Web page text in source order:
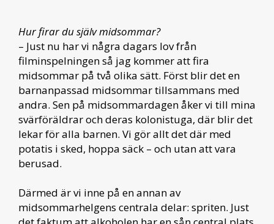
Hur firar du själv midsommar?
– Just nu har vi några dagars lov från
filminspelningen så jag kommer att fira
midsommar på två olika sätt. Först blir det en
barnanpassad midsommar tillsammans med
andra. Sen på midsommardagen åker vi till mina
svärföräldrar och deras kolonistuga, där blir det
lekar för alla barnen. Vi gör allt det där med
potatis i sked, hoppa säck – och utan att vara
berusad.
Därmed är vi inne på en annan av
midsommarhelgens centrala delar: spriten. Just